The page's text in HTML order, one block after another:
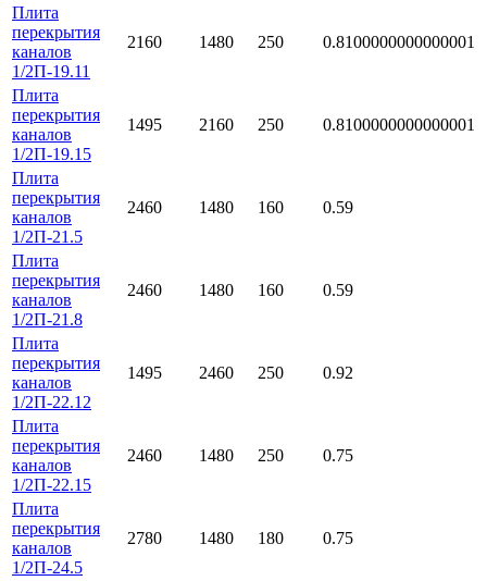
Плита
перекрытия
каналов
1/2П-19.11
2160 1480 250 0.8100000000000001
Плита
перекрытия
каналов
1/2П-19.15
1495 2160 250 0.8100000000000001
Плита
перекрытия
каналов
1/2П-21.5
2460 1480 160 0.59
Плита
перекрытия
каналов
1/2П-21.8
2460 1480 160 0.59
Плита
перекрытия
каналов
1/2П-22.12
1495 2460 250 0.92
Плита
перекрытия
каналов
1/2П-22.15
2460 1480 250 0.75
Плита
перекрытия
каналов
1/2П-24.5
2780 1480 180 0.75